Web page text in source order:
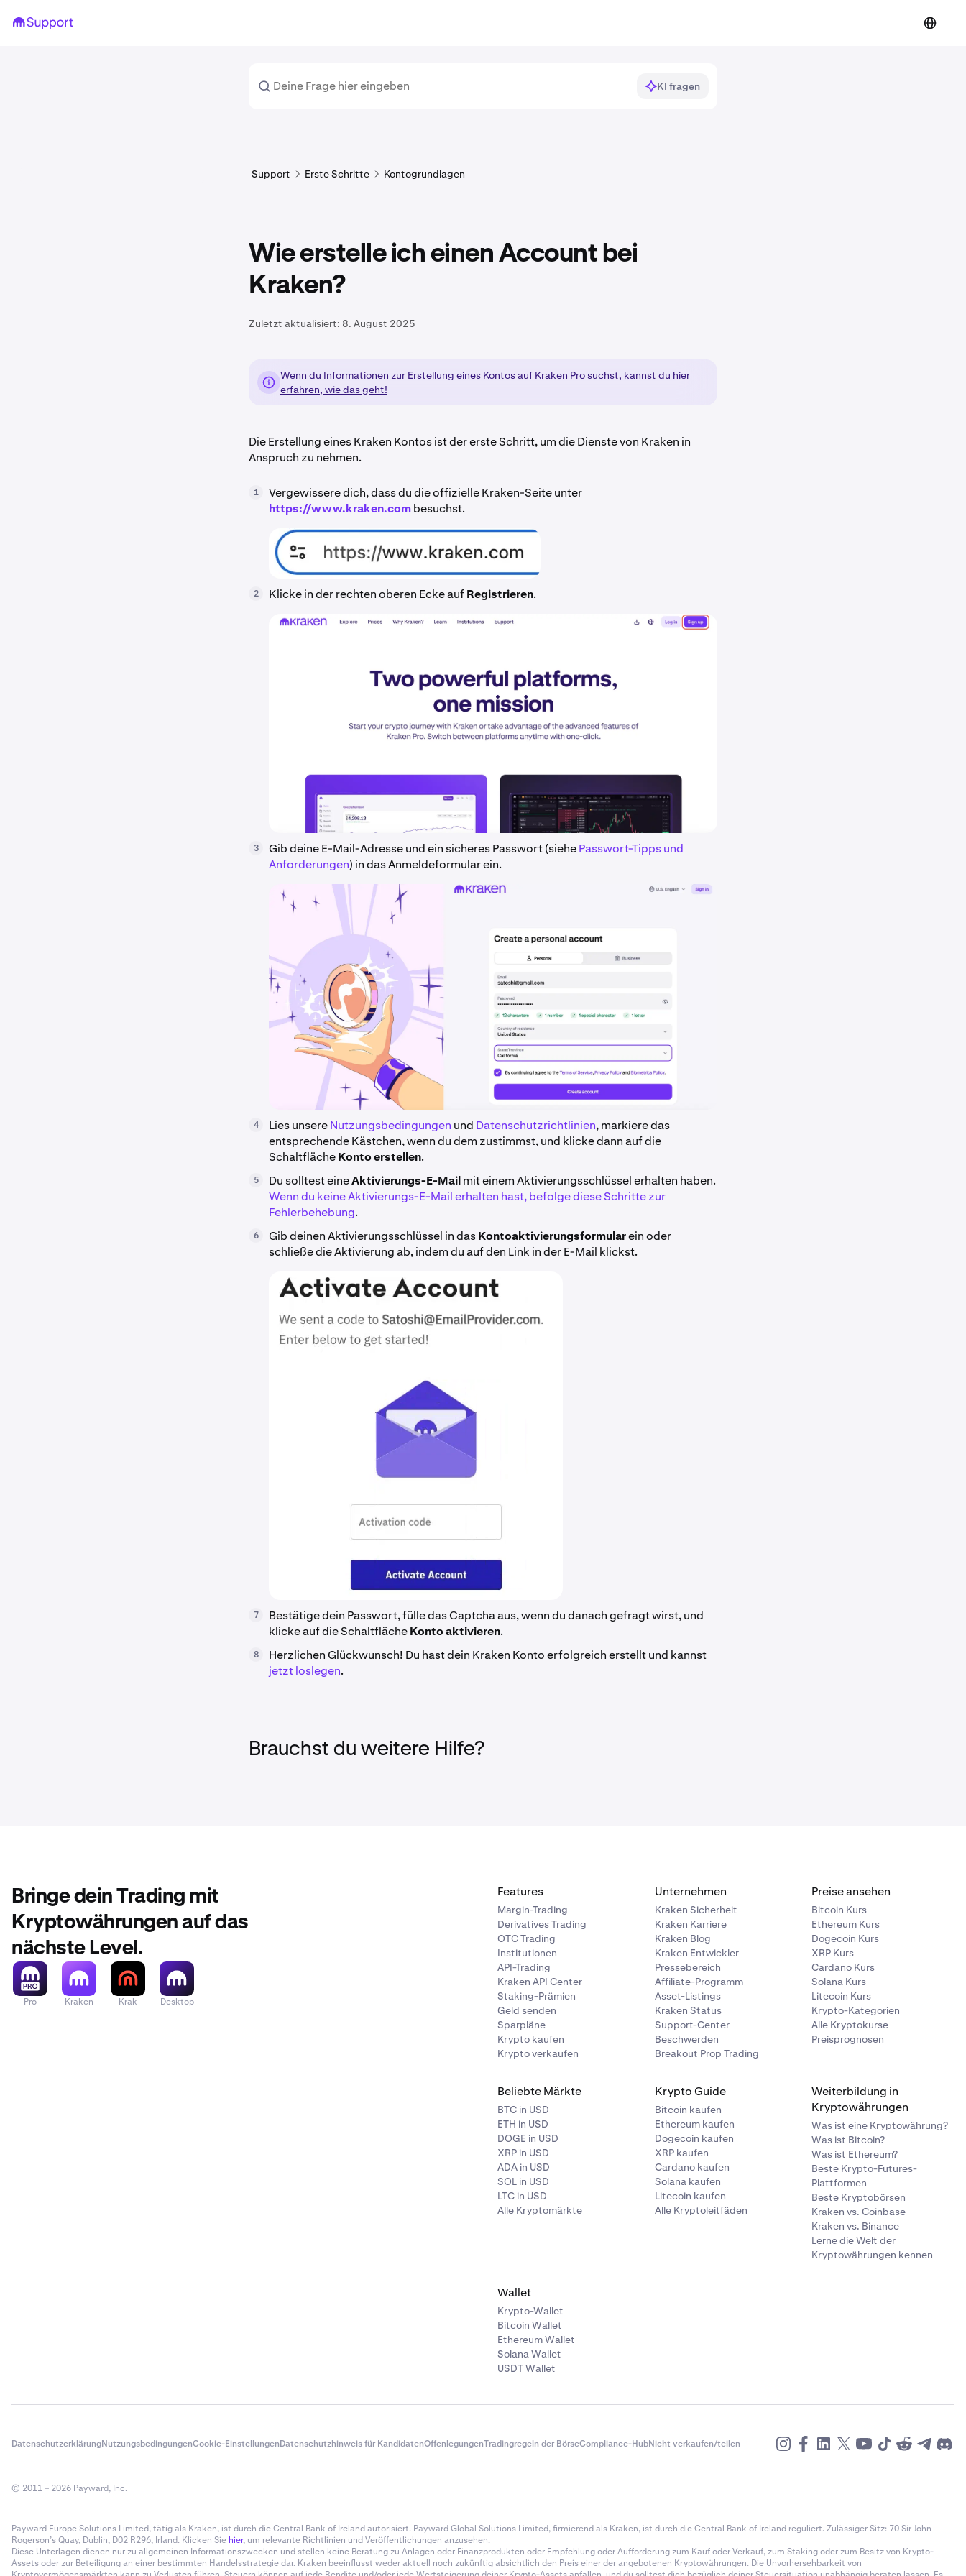
KI fragen
Support Erste Schritte Kontogrundlagen
Wie erstelle ich einen Account bei
Kraken?
Zuletzt aktualisiert: 8. August 2025
Wenn du Informationen zur Erstellung eines Kontos auf Kraken Prosuchst, kannst du hier
erfahren, wie das geht!
Die Erstellung eines Kraken Kontos ist der erste Schritt, um die Dienste von Kraken in
Anspruch zu nehmen.
1
Vergewissere dich, dass du die offizielle Kraken-Seite unter
https://www.kraken.combesuchst.
2 Klicke in der rechten oberen Ecke aufRegistrieren.
3 Gib deine E-Mail-Adresse und ein sicheres Passwort (siehePasswort-Tipps und
Anforderungen) in das Anmeldeformular ein.
4 Lies unsereNutzungsbedingungen und Datenschutzrichtlinien, markiere das
entsprechende Kästchen, wenn du dem zustimmst, und klicke dann auf die
SchaltflächeKonto erstellen.
5 Du solltest eineAktivierungs-E-Mailmit einem Aktivierungsschlüssel erhalten haben.
Wenn du keine Aktivierungs-E-Mail erhalten hast, befolge diese Schritte zur
Fehlerbehebung.
6 Gib deinen Aktivierungsschlüssel in dasKontoaktivierungsformularein oder
schließe die Aktivierung ab, indem du auf den Link in der E-Mail klickst.
7
Bestätige dein Passwort, fülle das Captcha aus, wenn du danach gefragt wirst, und
klicke auf die SchaltflächeKonto aktivieren.
8
Herzlichen Glückwunsch! Du hast dein Kraken Konto erfolgreich erstellt und kannst
jetzt loslegen.
Brauchst du weitere Hilfe?
Bringe dein Trading mit
Kryptowährungen auf das
nächste Level.
Pro Kraken Krak Desktop
Features
Margin-Trading
Derivatives Trading
OTC Trading
Institutionen
API-Trading
Kraken API Center
Staking-Prämien
Geld senden
Sparpläne
Krypto kaufen
Krypto verkaufen
Unternehmen
Kraken Sicherheit
Kraken Karriere
Kraken Blog
Kraken Entwickler
Pressebereich
Affiliate-Programm
Asset-Listings
Kraken Status
Support-Center
Beschwerden
Breakout Prop Trading
Preise ansehen
Bitcoin Kurs
Ethereum Kurs
Dogecoin Kurs
XRP Kurs
Cardano Kurs
Solana Kurs
Litecoin Kurs
Krypto-Kategorien
Alle Kryptokurse
Preisprognosen
Beliebte Märkte
BTC in USD
ETH in USD
DOGE in USD
XRP in USD
ADA in USD
SOL in USD
LTC in USD
Alle Kryptomärkte
Krypto Guide
Bitcoin kaufen
Ethereum kaufen
Dogecoin kaufen
XRP kaufen
Cardano kaufen
Solana kaufen
Litecoin kaufen
Alle Kryptoleitfäden
Weiterbildung in
Kryptowährungen
Was ist eine Kryptowährung?
Was ist Bitcoin?
Was ist Ethereum?
Beste Krypto-Futures-
Plattformen
Beste Kryptobörsen
Kraken vs. Coinbase
Kraken vs. Binance
Lerne die Welt der
Kryptowährungen kennen
Wallet
Krypto-Wallet
Bitcoin Wallet
Ethereum Wallet
Solana Wallet
USDT Wallet
DatenschutzerklärungNutzungsbedingungenCookie-EinstellungenDatenschutzhinweis für KandidatenOffenlegungenTradingregeln der BörseCompliance-HubNicht verkaufen/teilen
© 2011 – 2026 Payward, Inc.
Payward Europe Solutions Limited, tätig als Kraken, ist durch die Central Bank of Ireland autorisiert. Payward Global Solutions Limited, firmierend als Kraken, ist durch die Central Bank of Ireland reguliert. Zulässiger Sitz: 70 Sir John
Rogerson’s Quay, Dublin, D02 R296, Irland. Klicken Sie hier, um relevante Richtlinien und Veröffentlichungen anzusehen.
Diese Unterlagen dienen nur zu allgemeinen Informationszwecken und stellen keine Beratung zu Anlagen oder Finanzprodukten oder Empfehlung oder Aufforderung zum Kauf oder Verkauf, zum Staking oder zum Besitz von Krypto-
Assets oder zur Beteiligung an einer bestimmten Handelsstrategie dar. Kraken beeinflusst weder aktuell noch zukünftig absichtlich den Preis einer der angebotenen Kryptowährungen. Die Unvorhersehbarkeit von